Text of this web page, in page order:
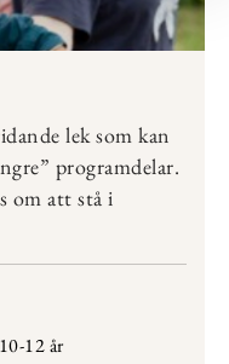
lek som kan
programdelar.
om att stå i
10-12 år